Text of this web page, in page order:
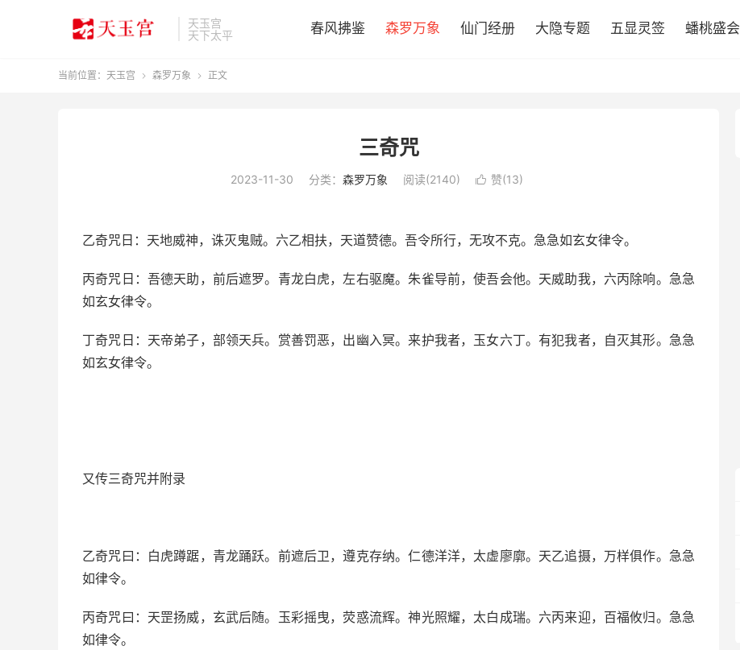
天玉宫
天下太平
春风拂鉴 森罗万象 仙门经册 大隐专题 五显灵签 蟠桃盛会
当前位置： 天玉宫  森罗万象  正文
三奇咒
2023-11-30 分类： 森罗万象 阅读(2140)  赞(13)
乙奇咒日：天地威神，诛灭鬼贼。六乙相扶，天道赞德。吾令所行，无攻不克。急急如玄女律令。
丙奇咒日：吾德天助，前后遮罗。青龙白虎，左右驱魔。朱雀导前，使吾会他。天威助我，六丙除响。急急
如玄女律令。
丁奇咒日：天帝弟子，部领天兵。赏善罚恶，出幽入冥。来护我者，玉女六丁。有犯我者，自灭其形。急急
如玄女律令。
又传三奇咒并附录
乙奇咒曰：白虎蹲踞，青龙踊跃。前遮后卫，遵克存纳。仁德洋洋，太虚廖廓。天乙追摄，万样俱作。急急
如律令。
丙奇咒曰：天罡扬威，玄武后随。玉彩摇曳，荧惑流辉。神光照耀，太白成瑞。六丙来迎，百福攸归。急急
如律令。